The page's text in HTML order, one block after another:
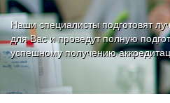
Наши специалисты подготовят
для Вас и проведут полную
успешному получению